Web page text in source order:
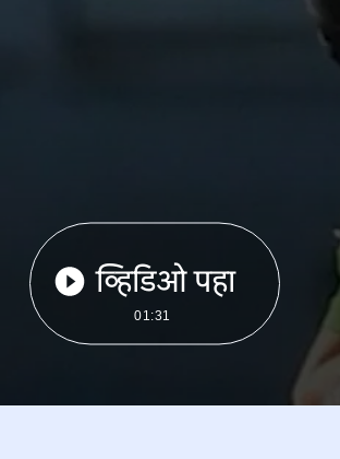
व्हिडिओ पहा
01:31